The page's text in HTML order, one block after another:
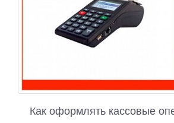
Как оформлять кассовые